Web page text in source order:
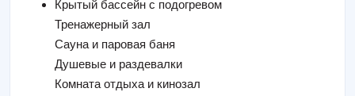
Крытый бассейн с подогревом
Тренажерный зал
Сауна и паровая баня
Душевые и раздевалки
Комната отдыха и кинозал